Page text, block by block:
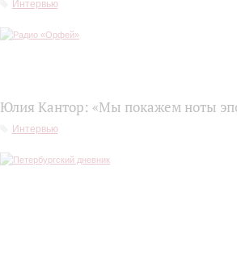
Интервью
Юлия Кантор: «Мы покажем ноты
Интервью